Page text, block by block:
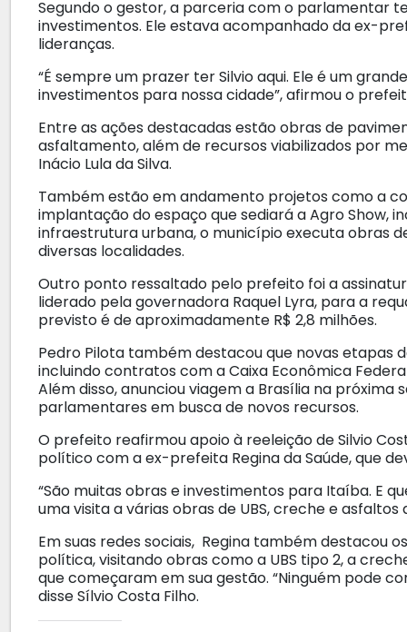
Segundo o gestor, a parceria com o parlamentar
investimentos. Ele estava acompanhado da ex-
lideranças.
“É sempre um prazer ter Silvio aqui. Ele é um
investimentos para nossa cidade”, afirmou o
Entre as ações destacadas estão obras de
asfaltamento, além de recursos viabilizados por
Inácio Lula da Silva.
Também estão em andamento projetos como a
implantação do espaço que sediará a Agro Show,
infraestrutura urbana, o município executa obras
diversas localidades.
Outro ponto ressaltado pelo prefeito foi a
liderado pela governadora Raquel Lyra, para a
previsto é de aproximadamente R$ 2,8 milhões.
Pedro Pilota também destacou que novas etapas
incluindo contratos com a Caixa Econômica
Além disso, anunciou viagem a Brasília na
parlamentares em busca de novos recursos.
O prefeito reafirmou apoio à reeleição de Silvio
político com a ex-prefeita Regina da Saúde, que
“São muitas obras e investimentos para Itaíba. E
uma visita a várias obras de UBS, creche e
Em suas redes sociais, Regina também destacou
política, visitando obras como a UBS tipo 2, a
que começaram em sua gestão. “Ninguém pode
disse Sílvio Costa Filho.